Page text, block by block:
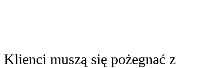
Klienci muszą się pożegnać z